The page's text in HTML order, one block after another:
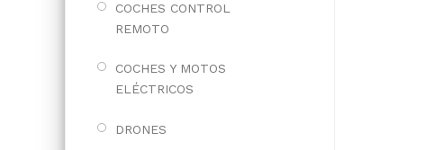
COCHES CONTROL
REMOTO
COCHES Y MOTOS
ELÉCTRICOS
DRONES